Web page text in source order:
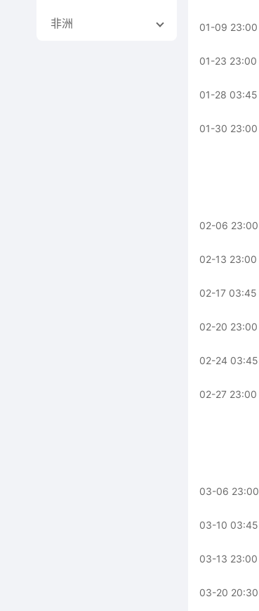
非洲 01-09 23:00
01-23 23:00
01-28 03:45
01-30 23:00
02-06 23:00
02-13 23:00
02-17 03:45
02-20 23:00
02-24 03:45
02-27 23:00
03-06 23:00
03-10 03:45
03-13 23:00
03-20 20:30